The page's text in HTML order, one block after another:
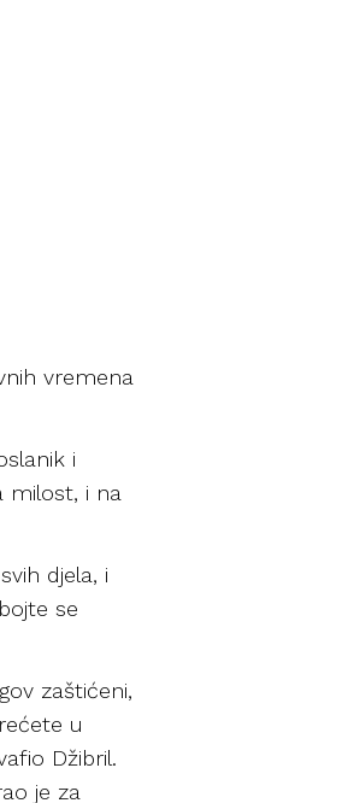
vremena
i
milost, i na
djela, i
se
zaštićeni,
u
Džibril.
je za